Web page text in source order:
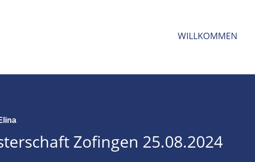
WILLKOMMEN
Zofingen 25.08.2024